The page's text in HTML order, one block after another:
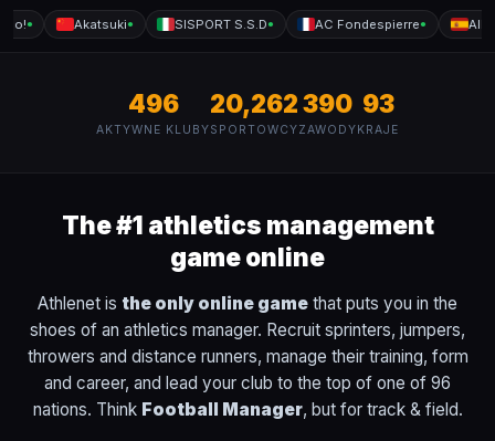
● Akatsuki● SISPORT S.S.D● AC Fondespierre● Allo
496
AKTYWNE KLUBY
20,262
SPORTOWCY
390
ZAWODY
93
KRAJE
The #1 athletics management
game online
Athlenet is the only online game that puts you in the
shoes of an athletics manager. Recruit sprinters, jumpers,
throwers and distance runners, manage their training, form
and career, and lead your club to the top of one of 96
nations. Think Football Manager, but for track & field.